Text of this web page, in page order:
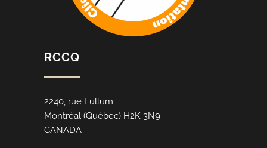
RCCQ
2240, rue Fullum
Montréal (Québec) H2K 3N9
CANADA